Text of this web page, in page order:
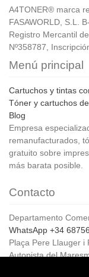
A4TONER® marca
FASAWORLD, S.L.
Registro Mercantil
Nº358787,
Menú principal
Cartuchos y tintas
Tóner y cartuchos
Blog
Empresa
remanufacturados,
gratuito sobre
más barata posible.
Contacto
Departamento
WhatsApp +34
Plaça Pere Llauger i
Autopista del